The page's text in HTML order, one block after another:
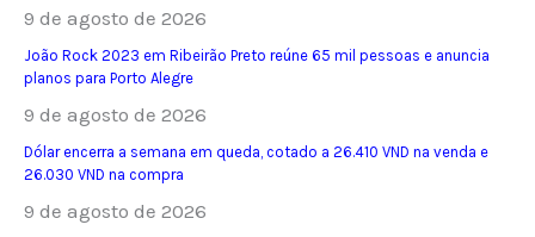
9 de agosto de 2026
João Rock 2023 em Ribeirão Preto reúne 65 mil pessoas e anuncia
planos para Porto Alegre
9 de agosto de 2026
Dólar encerra a semana em queda, cotado a 26.410 VND na venda e
26.030 VND na compra
9 de agosto de 2026